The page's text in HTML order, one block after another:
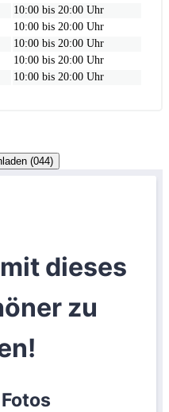
10:00 bis 20:00 Uhr
10:00 bis 20:00 Uhr
10:00 bis 20:00 Uhr
10:00 bis 20:00 Uhr
10:00 bis 20:00 Uhr
(044)